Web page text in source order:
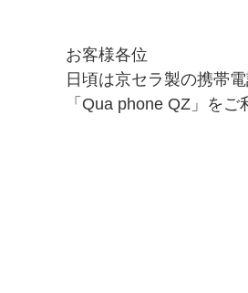
お客様各位
日頃は京セラ製の携帯
「Qua phone QZ」を